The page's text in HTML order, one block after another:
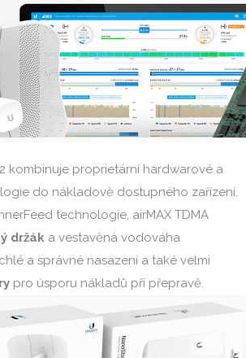
kombinuje proprietární hardwarové a
do nákladově dostupného zařízení.
technologie, airMAX TDMA
držák a vestavěná vodováha
a správné nasazení a také velmi
pro úsporu nákladů při přepravě.